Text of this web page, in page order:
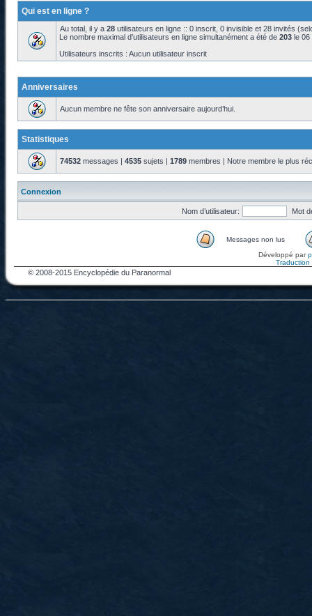
Qui est en ligne ?
Au total, il y a 28 utilisateurs en ligne :: 0 inscrit, 0 invisible et 28 invités
Le nombre maximal d’utilisateurs en ligne simultanément a été de 203 le 06
Utilisateurs inscrits : Aucun utilisateur inscrit
Anniversaires
Aucun membre ne fête son anniversaire aujourd’hui.
Statistiques
74532 messages | 4535 sujets | 1789 membres | Notre membre le plus
Connexion
Nom d’utilisateur: Mot
Messages non lus
Développé par
Traduction
© 2008-2015 Encyclopédie du Paranormal